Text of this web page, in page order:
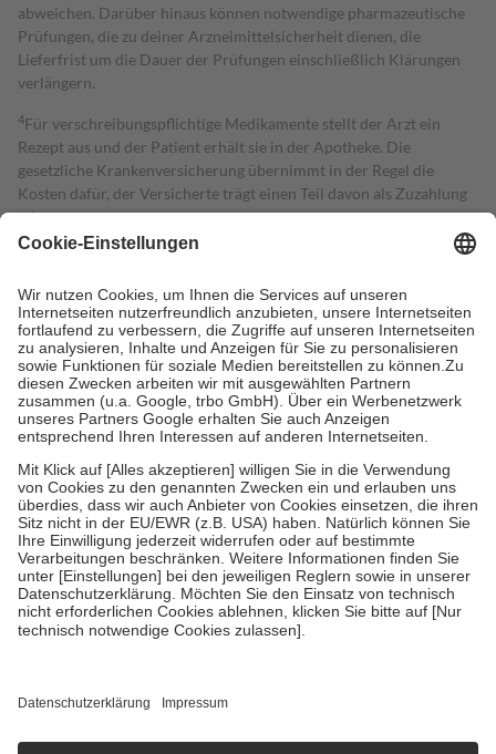
abweichen. Darüber hinaus können notwendige pharmazeutische
Prüfungen, die zu deiner Arzneimittelsicherheit dienen, die
Lieferfrist um die Dauer der Prüfungen einschließlich Klärungen
verlängern.
4Für verschreibungspflichtige Medikamente stellt der Arzt ein
Rezept aus und der Patient erhält sie in der Apotheke. Die
gesetzliche Krankenversicherung übernimmt in der Regel die
Kosten dafür, der Versicherte trägt einen Teil davon als Zuzahlung
mit.
Grundsätzlich leisten Mitglieder Zuzahlungen in Höhe von zehn
höchstens zehn Euro.
Es sind jedoch nie mehr als die tatsächlichen
Kosten der Leistung zu entrichten.
Diese Regeln gelten grundsätzlich auch für Online-Apotheken.
Bei Heilmitteln und häuslicher Krankenpflege beträgt die
Zuzahlung zehn Prozent der Kosten sowie zehn Euro je
Verordnung.
Um das Engagement der Versicherten für ihre eigene Gesundheit zu
stärken und die besondere Stellung der Familie zu unterstützen,
fallenkeine Zuzahlungenan bei:
• Kindern und Jugendlichen bis zum vollendeten 18. Lebensjahr
mit Ausnahme der Fahrkosten
• Untersuchungen zur Vorsorge und Früherkennung, die von der
GKV getragen werden
• empfohlenen Schutzimpfungen
• Harn- und Blutteststreifen
getroffen, um sicherzustellen, dass es sich um echte Bewertungen
https://help.etrusted.com/hc/de/articles/4419944605341